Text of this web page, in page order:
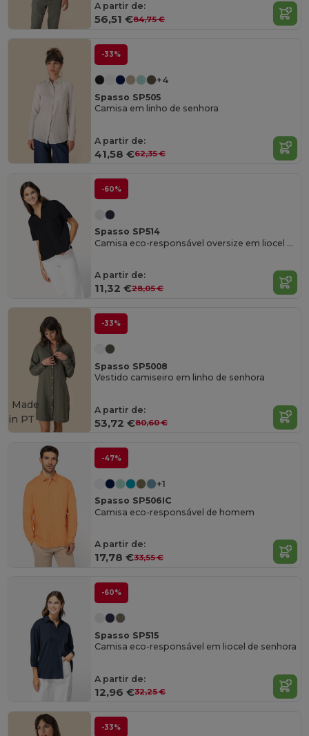
A partir de:
56,51 €84,75 €
-33%
+4
Spasso SP505
Camisa em linho de senhora
A partir de:
41,58 €62,35 €
-60%
Spasso SP514
Camisa eco-responsável oversize em liocel de senhora
A partir de:
11,32 €28,05 €
-33%
Spasso SP5008
Vestido camiseiro em linho de senhora
A partir de:
53,72 €80,60 €
Made
in PT
-47%
+1
Spasso SP506IC
Camisa eco-responsável de homem
A partir de:
17,78 €33,55 €
-60%
Spasso SP515
Camisa eco-responsável em liocel de senhora
A partir de:
12,96 €32,25 €
-33%